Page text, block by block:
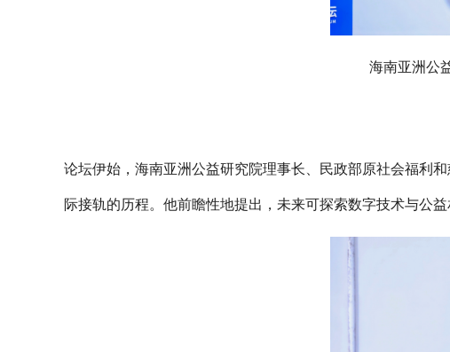
海南亚洲公
论坛伊始，海南亚洲公益研究院理事长、民政部原社会福利
际接轨的历程。他前瞻性地提出，未来可探索数字技术与公